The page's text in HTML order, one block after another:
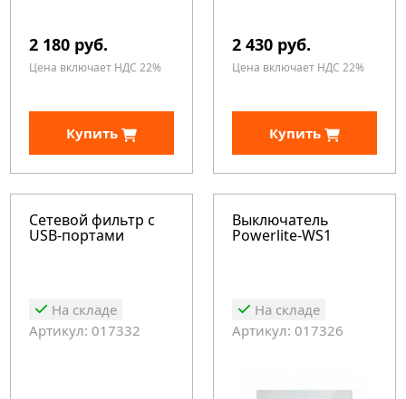
2 180 руб.
Цена включает НДС 22%
Купить
2 430 руб.
Цена включает НДС 22%
Купить
Сетевой фильтр с
USB-портами
На складе
Артикул: 017332
Выключатель
Powerlite-WS1
На складе
Артикул: 017326